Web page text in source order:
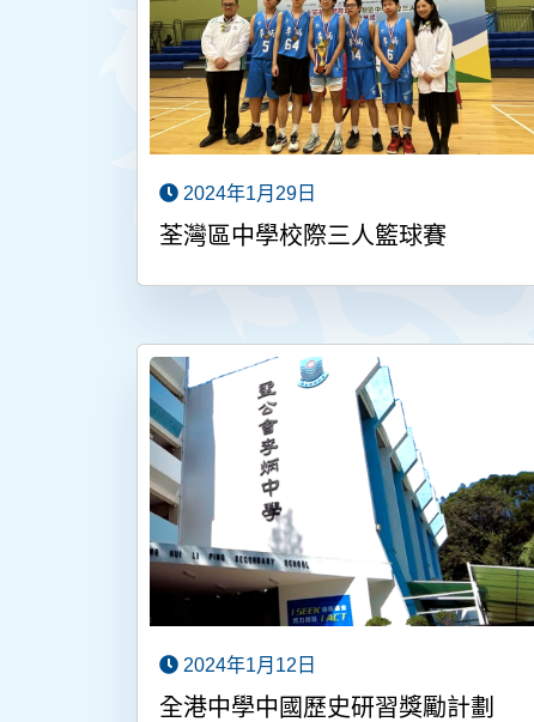
2024年1月29日
荃灣區中學校際三人籃球賽
2024年1月12日
全港中學中國歷史研習獎勵計劃